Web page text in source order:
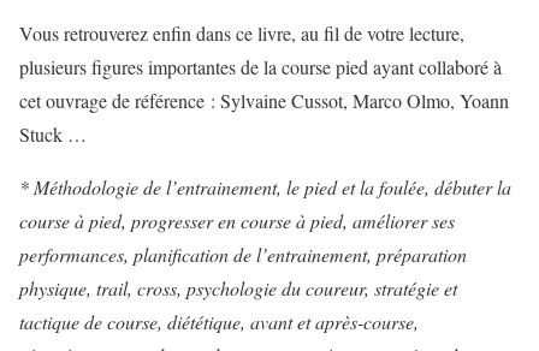
Vous retrouverez enfin dans ce livre, au fil de votre lecture,
plusieurs figures importantes de la course pied ayant collaboré à
cet ouvrage de référence : Sylvaine Cussot, Marco Olmo, Yoann
Stuck …
* Méthodologie de l’entrainement, le pied et la foulée, débuter la
course à pied, progresser en course à pied, améliorer ses
performances, planification de l’entrainement, préparation
physique, trail, cross, psychologie du coureur, stratégie et
tactique de course, diététique, avant et après-course,